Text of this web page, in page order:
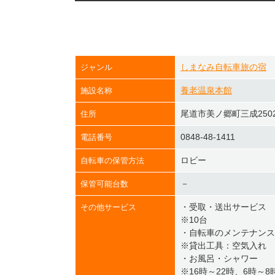
ジャンル しまなみ自転車旅の宿
施設名称 養老温泉本館
住所 尾道市美ノ郷町三成
電話番号 0848-48-1411
自転車の保管方法 ロビー
保管可能台数 －
その他サービス
・受取・送出サービス
※10台
・自転車のメンテナンス
※貸出工具：空気入れ
・お風呂・シャワー
※16時～22時、6時～8